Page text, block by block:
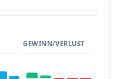
GEWINN/VERLUST